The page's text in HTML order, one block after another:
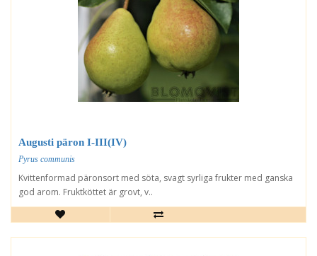
Augusti päron I-III(IV)
Pyrus communis
Kvittenformad päronsort med söta, svagt syrliga frukter med ganska
god arom. Fruktköttet är grovt, v..